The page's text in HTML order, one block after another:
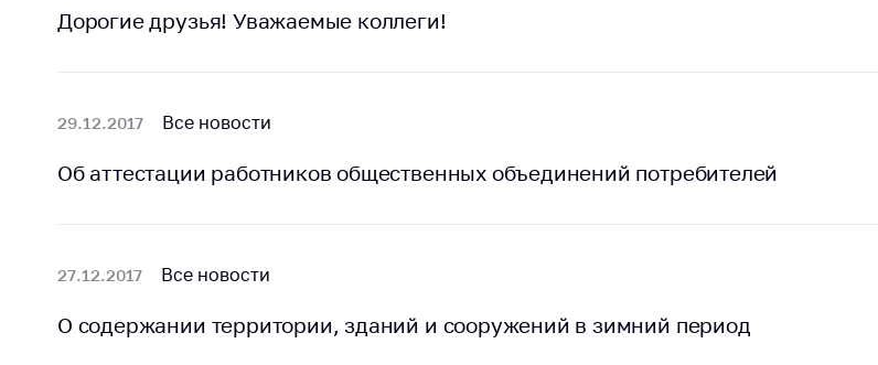
Общественная
жизнь
геральдические
символы
Деятельность
Ценовая политика
Министра
государственный
Ценообразование
Дорогие друзья! Уважаемые коллеги!
29.12.2017 Все новости
Об аттестации работников общественных объединений потребителей
27.12.2017 Все новости
О содержании территории, зданий и сооружений в зимний период